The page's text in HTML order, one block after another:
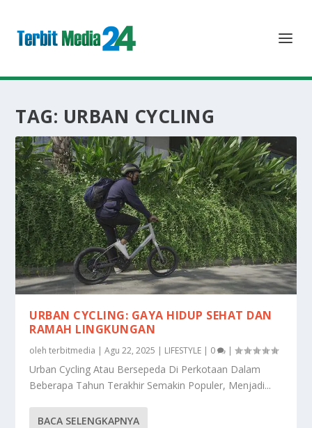
TAG: URBAN CYCLING
URBAN CYCLING: GAYA HIDUP SEHAT DAN
RAMAH LINGKUNGAN
olehterbitmedia |Agu 22, 2025 | LIFESTYLE | 0 |
Urban Cycling Atau Bersepeda Di Perkotaan Dalam
Beberapa Tahun Terakhir Semakin Populer, Menjadi...
BACA SELENGKAPNYA